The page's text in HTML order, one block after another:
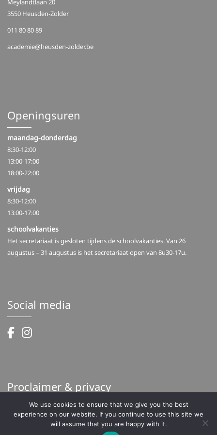
g
a
t
Meylandtlaan 20
3550 Heusden-Zolder
011 80 80 89
academie@heusden-zolder.be
Openingsuren
maandag-donderdag
8:30-12:00
13:00-17:00
18:00-22:00
vrijdag
8:30-12:00
13:00-17:00
schoolvakanties
Het secretariaat is gesloten tijdens de schoolvakanties. Van 26
augustus – 31 augustus is het secretariaat open van 8u30-17u.
Social media
Proclaimer & privacy
Proclaimer
Privacy
We use cookies to ensure that we give you the best
experience on our website. If you continue to use this site we
will assume that you are happy with it.